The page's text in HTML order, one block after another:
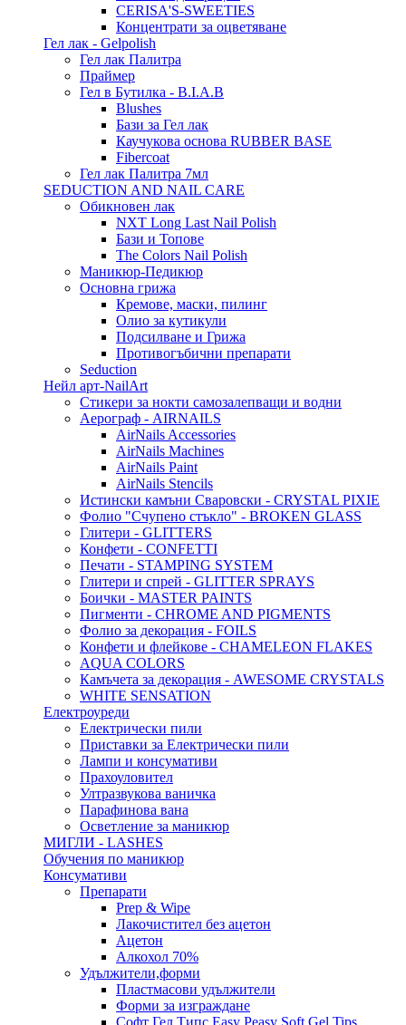
CERISA'S-SWEETIES
Концентрати за оцветяване
Гел лак - Gelpolish
Гел лак Палитра
Праймер
Гел в Бутилка - B.I.A.B
Blushes
Бази за Гел лак
Каучукова основа RUBBER BASE
Fibercoat
Гел лак Палитра 7мл
SEDUCTION AND NAIL CARE
Обикновен лак
NXT Long Last Nail Polish
Бази и Топове
The Colors Nail Polish
Маникюр-Педикюр
Основна грижа
Кремове, маски, пилинг
Олио за кутикули
Подсилване и Грижа
Противогъбични препарати
Seduction
Нейл арт-NailArt
Стикери за нокти самозалепващи и водни
Аерограф - AIRNAILS
AirNails Accessories
AirNails Machines
AirNails Paint
AirNails Stencils
Истински камъни Сваровски - CRYSTAL PIXIE
Фолио "Счупено стъкло" - BROKEN GLASS
Глитери - GLITTERS
Конфети - CONFETTI
Печати - STAMPING SYSTEM
Глитери и спрей - GLITTER SPRAYS
Боички - MASTER PAINTS
Пигменти - CHROME AND PIGMENTS
Фолио за декорация - FOILS
Конфети и флейкове - CHAMELEON FLAKES
AQUA COLORS
Камъчета за декорация - AWESOME CRYSTALS
WHITE SENSATION
Електроуреди
Електрически пили
Приставки за Електрически пили
Лампи и консумативи
Прахоуловител
Ултразвукова ваничка
Парафинова вана
Осветление за маникюр
МИГЛИ - LASHES
Обучения по маникюр
Консумативи
Препарати
Prep & Wipe
Лакочистител без ацетон
Ацетон
Алкохол 70%
Удължители,форми
Пластмасови удължители
Форми за изграждане
Софт Гел Типс Easy Peasy Soft Gel Tips